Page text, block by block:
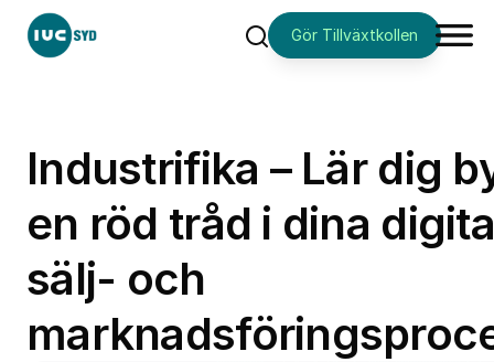
SökGör Tillväxtkollen
Industrifika – Lär dig
en röd tråd i dina
sälj- och